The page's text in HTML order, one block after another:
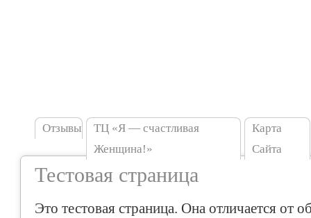
Отзывы
TЦ «Я — счастливая
Женщина!»
Карта
Сайта
Тестовая страница
Это тестовая страница. Она отличается от